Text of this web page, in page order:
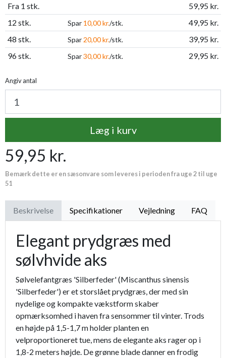
Fra 1 stk.
59,95 kr.
12 stk.
Spar 10,00 kr./stk.
49,95 kr.
48 stk.
Spar 20,00 kr./stk.
39,95 kr.
96 stk.
Spar30,00 kr./stk. 29,95 kr.
Angiv antal
Læg i kurv
59,95 kr.
Bemærk dette er en sæsonvare som leveres i perioden fra uge 2 til uge
51
Beskrivelse Specifikationer Vejledning FAQ
Elegant prydgræs med
sølvhvide aks
Sølvelefantgræs 'Silberfeder' (Miscanthus sinensis
'Silberfeder') er et storslået prydgræs, der med sin
nydelige og kompakte vækstform skaber
opmærksomhed i haven fra sensommer til vinter. Trods
en højde på 1,5-1,7 m holder planten en
velproportioneret tue, mens de elegante aks rager op i
1,8-2 meters højde. De grønne blade danner en frodig